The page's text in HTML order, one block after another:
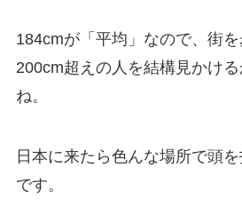
184cmが「平均」なので、街
200cm超えの人を結構見かけ
ね。
日本に来たら色んな場所で頭
です。